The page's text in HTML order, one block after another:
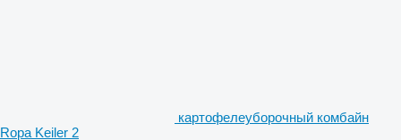
картофелеуборочный комбайн
Ropa Keiler 2